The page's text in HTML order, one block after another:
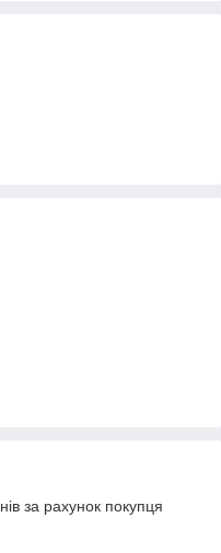
за рахунок покупця